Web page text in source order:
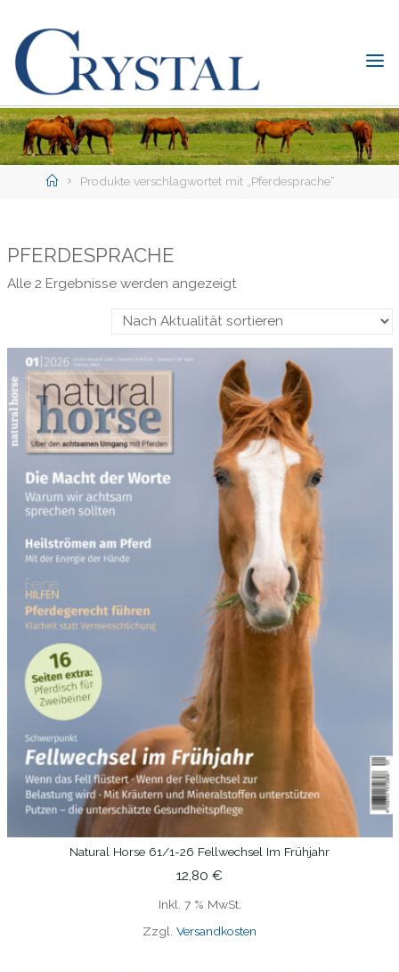
content
Crystal
Verlag
DER
ONLINE-
SHOP
HomeProdukte verschlagwortet mit „Pferdesprache“
PFERDESPRACHE
Alle 2 Ergebnisse werden angezeigtNach
sortiert
IN DEN WARENKORB
Natural Horse 61/1-26 Fellwechsel Im Frühjahr
12,80 €
Inkl. 7 % MwSt.
Zzgl. Versandkosten